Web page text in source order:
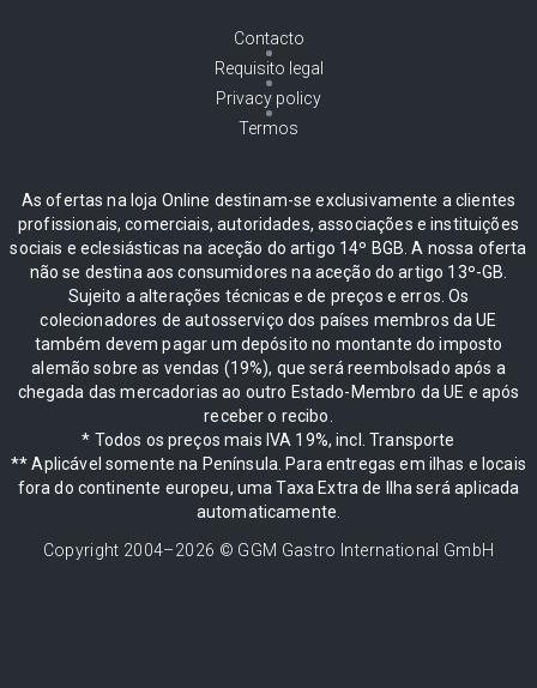
Contacto
Requisito legal
Privacy policy
Termos
As ofertas na loja Online destinam-se exclusivamente a clientes
profissionais, comerciais, autoridades, associações e instituições
sociais e eclesiásticas na aceção do artigo 14º BGB. A nossa oferta
não se destina aos consumidores na aceção do artigo 13º-GB.
Sujeito a alterações técnicas e de preços e erros. Os
colecionadores de autosserviço dos países membros da UE
também devem pagar um depósito no montante do imposto
alemão sobre as vendas (19%), que será reembolsado após a
chegada das mercadorias ao outro Estado-Membro da UE e após
receber o recibo.
* Todos os preços mais IVA 19%, incl. Transporte
** Aplicável somente na Península. Para entregas em ilhas e locais
fora do continente europeu, uma Taxa Extra de Ilha será aplicada
automaticamente.
Copyright 2004–2026 © GGM Gastro International GmbH